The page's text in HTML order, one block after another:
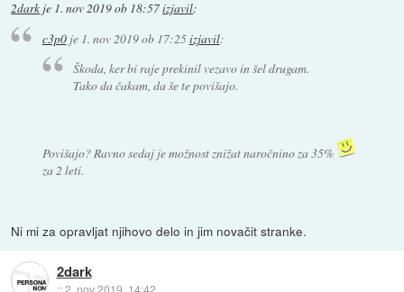
2dark je 1. nov 2019 ob 18:57izjavil:
c3p0je 1. nov 2019 ob 17:25izjavil:
Škoda, ker bi raje prekinil vezavo in šel drugam.
Tako da čakam, da še te povišajo.
Povišajo? Ravno sedaj je možnost znižat naročnino za 35%
za 2 leti.
Ni mi za opravljat njihovo delo in jim novačit stranke.
2dark
::2. nov 2019, 14:42